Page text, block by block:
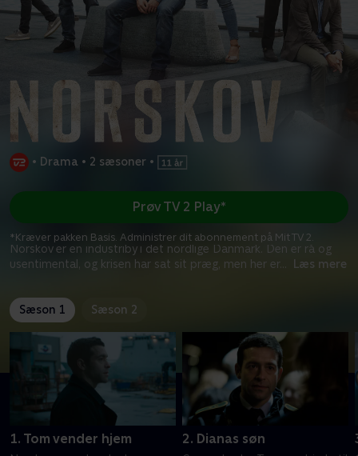
• Drama • 2 sæsoner •
Norskov er en industriby i det nordlige Danmark. Den er rå og
usentimental, og krisen har sat sit præg, men her er... Læs mere
Prøv TV 2 Play*
*Kræver pakken Basis. Administrer dit abonnement på Mit TV 2.
Sæson 1 Sæson 2
1. Tom vender hjem 2. Dianas søn